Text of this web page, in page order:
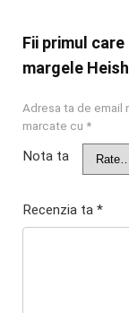
Fii primul
margele
Adresa ta de email
marcate cu *
Nota ta
Recenzia ta *